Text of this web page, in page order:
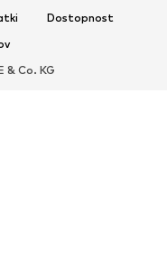
Dostopnost
& Co. KG